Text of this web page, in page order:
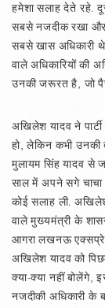
हमेशा सलाह देते रहे.
सबसे नजदीक रखा और
सबसे खास अधिकारी
वाले अधिकारियों की
उनकी जरूरत है, जो
अखिलेश यादव ने
हो, लेकिन कभी उनकी
मुलायम सिंह यादव से
साल में अपने सगे चाचा
कोई सलाह ली.
वाले मुख्यमंत्री के
आगरा लखनऊ
अखिलेश यादव को
क्या-क्या नहीं
नजदीकी अधिकारी के